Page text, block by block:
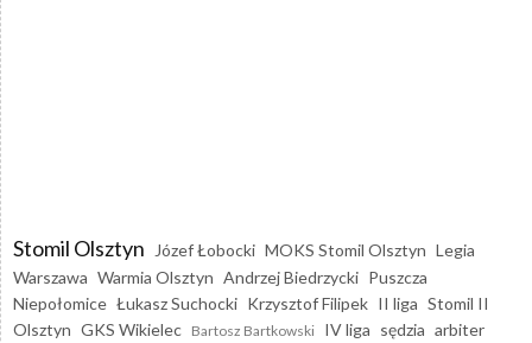
Stomil Olsztyn Józef Łobocki MOKS Stomil Olsztyn Legia
Warszawa Warmia Olsztyn Andrzej Biedrzycki Puszcza
Niepołomice Łukasz Suchocki Krzysztof Filipek II liga Stomil II
Olsztyn GKS Wikielec Bartosz Bartkowski IV liga sędzia arbiter